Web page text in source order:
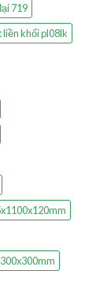
719
liền khối pl08lk